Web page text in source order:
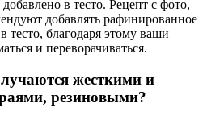
в тесто. Рецепт с фото,
добавлять рафинированное
тесто, благодаря этому ваши
и переворачиваться.
жесткими и
резиновыми?